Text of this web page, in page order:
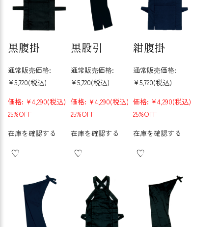
黒腹掛
通常販売価格:
¥5,720(税込)
価格: ¥4,290(税込)
25%OFF
在庫を確認する
黒股引
通常販売価格:
¥5,720(税込)
価格: ¥4,290(税込)
25%OFF
在庫を確認する
紺腹掛
通常販売価格:
¥5,720(税込)
価格: ¥4,290(税込)
25%OFF
在庫を確認する